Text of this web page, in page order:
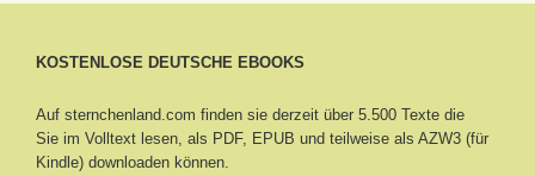
KOSTENLOSE DEUTSCHE EBOOKS
Auf sternchenland.com finden sie derzeit über 5.500 Texte die
Sie im Volltext lesen, als PDF, EPUB und teilweise als AZW3 (für
Kindle) downloaden können.